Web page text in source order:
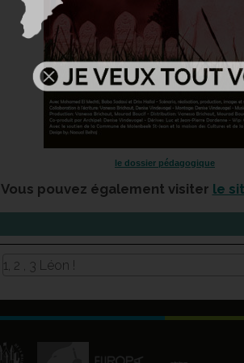
le dossier pédagogique
Vous pouvez également visiter le
1, 2 , 3 Léon !